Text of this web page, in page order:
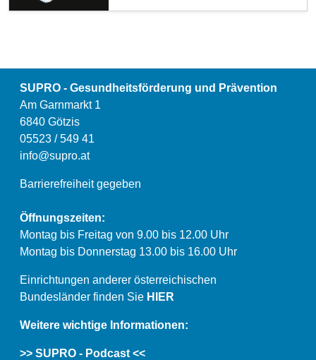
SUPRO - Gesundheitsförderung und Prävention
Am Garnmarkt 1
6840 Götzis
05523 / 549 41
info@supro.at
Barrierefreiheit gegeben
Öffnungszeiten:
Montag bis Freitag von 9.00 bis 12.00 Uhr
Montag bis Donnerstag 13.00 bis 16.00 Uhr
Einrichtungen anderer österreichischen
Bundesländer finden Sie HIER
Weitere wichtige Informationen:
>> SUPRO - Podcast <<